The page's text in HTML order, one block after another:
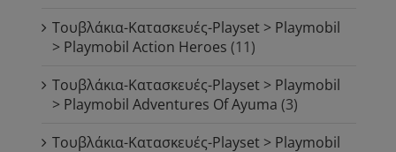
Τουβλάκια-Κατασκευές-Playset > Playmobil
> Playmobil Action Heroes (11)
Τουβλάκια-Κατασκευές-Playset > Playmobil
> Playmobil Adventures Of Ayuma (3)
Τουβλάκια-Κατασκευές-Playset > Playmobil